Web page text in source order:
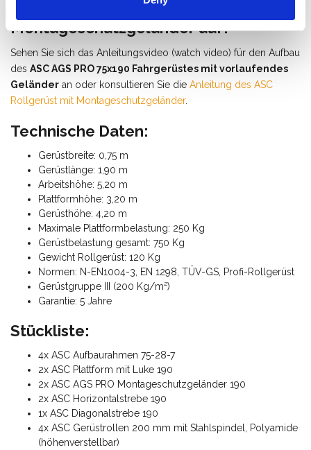
Wie baue ich ein Fahrgerüst mit
Montageschutzgeländer auf?
Sehen Sie sich das Anleitungsvideo (watch video) für den Aufbau
des ASC AGS PRO 75x190 Fahrgerüstes mit vorlaufendes
Geländer an oder konsultieren Sie die Anleitung des ASC
Rollgerüst mit Montageschutzgeländer.
Technische Daten:
Gerüstbreite: 0,75 m
Gerüstlänge: 1,90 m
Arbeitshöhe: 5,20 m
Plattformhöhe: 3,20 m
Gerüsthöhe: 4,20 m
Maximale Plattformbelastung: 250 Kg
Gerüstbelastung gesamt: 750 Kg
Gewicht Rollgerüst: 120 Kg
Normen: N-EN1004-3, EN 1298, TÜV-GS, Profi-Rollgerüst
Gerüstgruppe III (200 Kg/m²)
Garantie: 5 Jahre
Stückliste:
4x ASC Aufbaurahmen 75-28-7
2x ASC Plattform mit Luke 190
2x ASC AGS PRO Montageschutzgeländer 190
2x ASC Horizontalstrebe 190
1x ASC Diagonalstrebe 190
4x ASC Gerüstrollen 200 mm mit Stahlspindel, Polyamide
(höhenverstellbar)